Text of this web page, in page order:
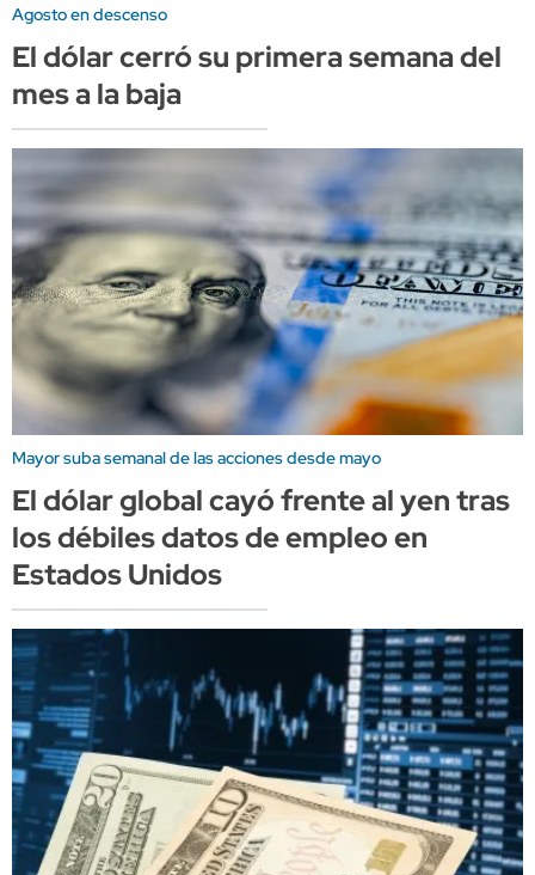
Agosto en descenso
El dólar cerró su primera semana del
mes a la baja
Mayor suba semanal de las acciones desde mayo
El dólar global cayó frente al yen tras
los débiles datos de empleo en
Estados Unidos